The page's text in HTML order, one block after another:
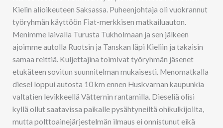
Kielin alioikeuteen Saksassa. Puheenjohtaja oli vuokrannut
työryhmän käyttöön Fiat-merkkisen matkailuauton.
Menimme laivalla Turusta Tukholmaan ja sen jälkeen
ajoimme autolla Ruotsin ja Tanskan läpi Kieliin ja takaisin
samaa reittiä. Kuljettajina toimivat työryhmän jäsenet
etukäteen sovitun suunnitelman mukaisesti. Menomatkalla
diesel loppui autosta 10 km ennen Huskvarnan kaupunkia
valtatien levikkeellä Vätternin rantamilla. Dieseliä olisi
kyllä ollut saatavissa paikalle pysähtyneiltä ohikulkijoilta,
mutta polttoainejärjestelmän ilmaus ei onnistunut eikä